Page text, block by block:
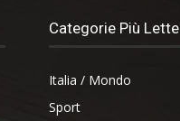
Categorie Più Lette
Italia / Mondo
Sport